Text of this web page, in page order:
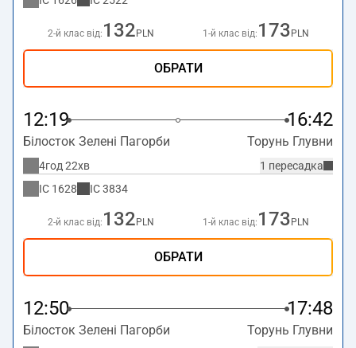
2-й клас від: 132 PLN 1-й клас від: 173 PLN
ОБРАТИ
12:19 16:42
Білосток Зелені Пагорби Торунь Глувни
1 пересадка
4год 22хв
IC 1628 IC3834
2-й клас від: 132 PLN 1-й клас від: 173 PLN
ОБРАТИ
12:50 17:48
Білосток Зелені Пагорби Торунь Глувни